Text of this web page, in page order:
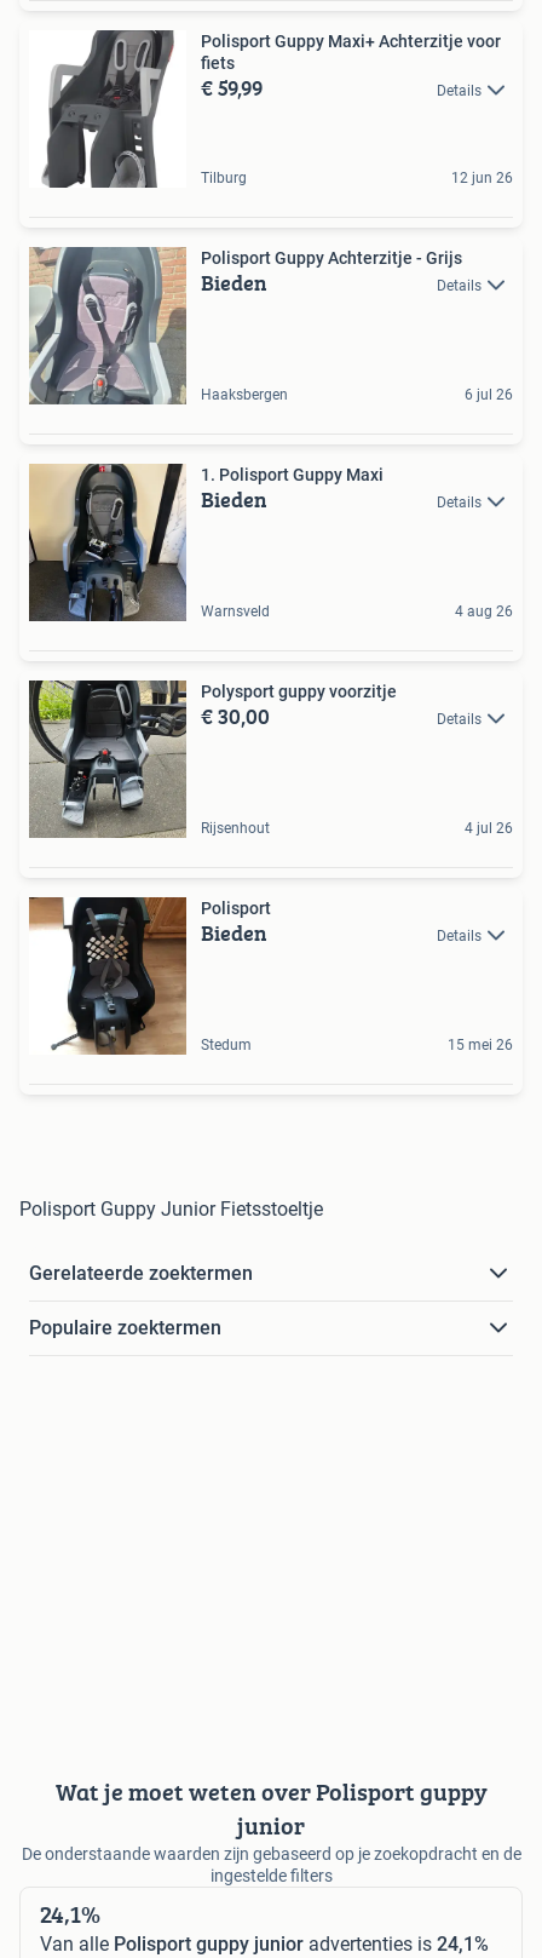
Polisport Guppy Maxi+ Achterzitje voor
fiets
€ 59,99 Details
Tilburg 12 jun 26
Polisport Guppy Achterzitje - Grijs
Bieden Details
Haaksbergen 6 jul 26
1. Polisport Guppy Maxi
Bieden Details
Warnsveld 4 aug 26
Polysport guppy voorzitje
€ 30,00 Details
Rijsenhout 4 jul 26
Polisport
Bieden Details
Stedum 15 mei 26
Polisport Guppy Junior Fietsstoeltje
Gerelateerde zoektermen
Populaire zoektermen
Wat je moet weten over Polisport guppy
junior
De onderstaande waarden zijn gebaseerd op je zoekopdracht en de
ingestelde filters
24,1%
Van alle Polisport guppy junior advertenties is 24,1%